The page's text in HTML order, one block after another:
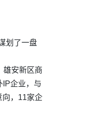
划了一盘
雄安新区商
IP企业，与
向，11家企